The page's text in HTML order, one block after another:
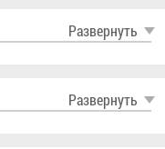
Раз­вер­нуть
Раз­вер­нуть